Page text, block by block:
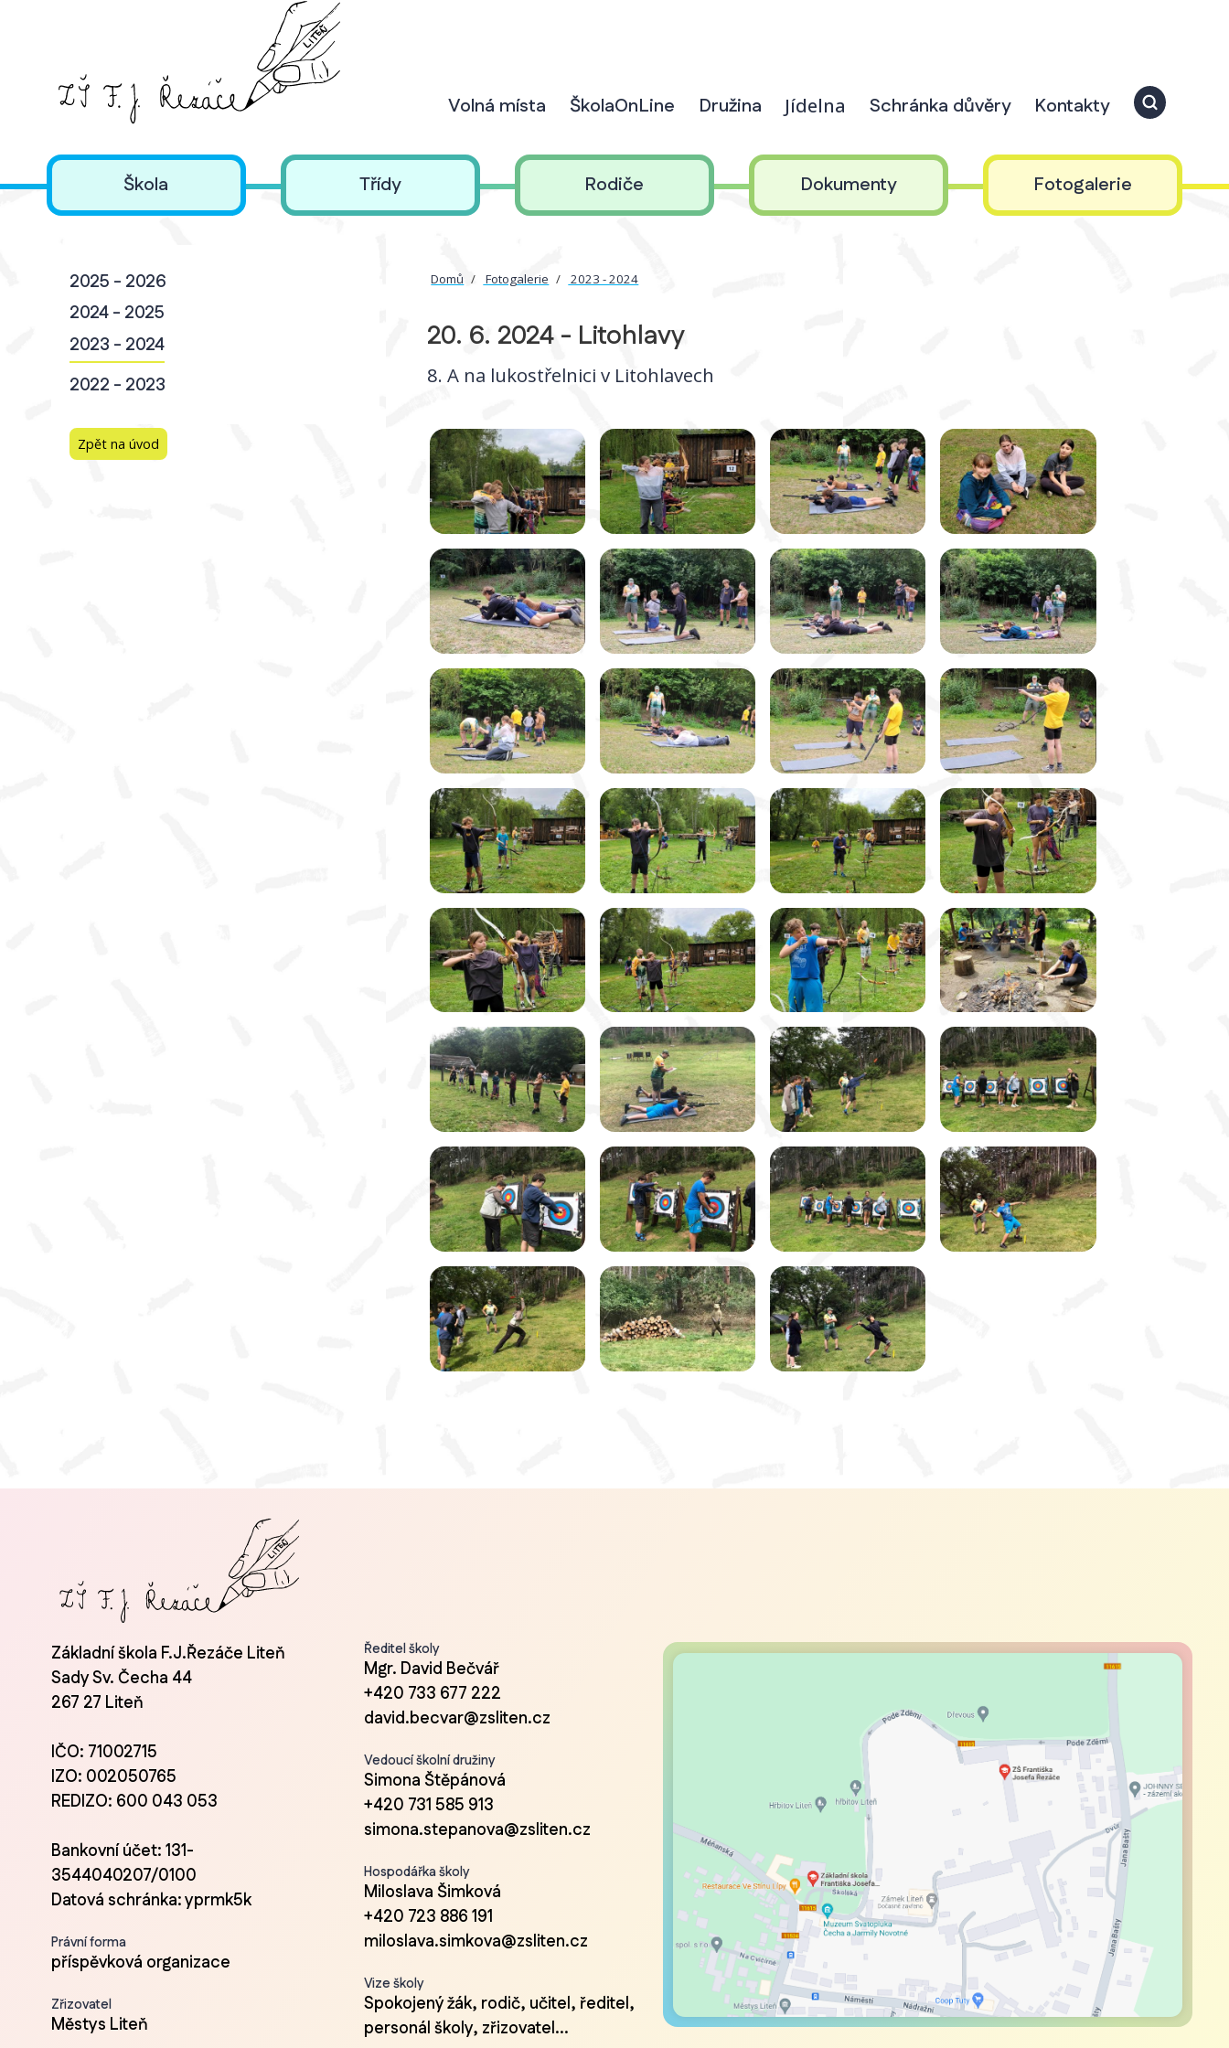
Volná místa ŠkolaOnLine Družina Jídelna Schránka důvěry Kontakty
Škola Třídy Rodiče Dokumenty Fotogalerie
2025 - 2026
2024 - 2025
2023 - 2024
2022 - 2023
Zpět na úvod
Domů Fotogalerie 2023 - 2024
20. 6. 2024 - Litohlavy
8. A na lukostřelnici v Litohlavech
Základní škola F.J.Řezáče Liteň
Sady Sv. Čecha 44
267 27 Liteň
IČO: 71002715
IZO: 002050765
REDIZO: 600 043 053
Bankovní účet: 131-
3544040207/0100
Datová schránka: yprmk5k
Právní forma
příspěvková organizace
Zřizovatel
Městys Liteň
Ředitel školy
Mgr. David Bečvář
+420 733 677 222
david.becvar@zsliten.cz
Vedoucí školní družiny
Simona Štěpánová
+420 731 585 913
simona.stepanova@zsliten.cz
Hospodářka školy
Miloslava Šimková
+420 723 886 191
miloslava.simkova@zsliten.cz
Vize školy
Spokojený žák, rodič, učitel, ředitel,
personál školy, zřizovatel...